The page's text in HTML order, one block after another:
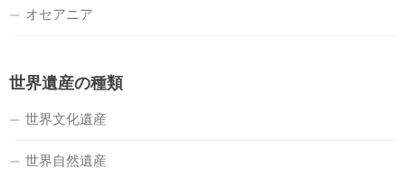
オセアニア
世界遺産の種類
世界文化遺産
世界自然遺産